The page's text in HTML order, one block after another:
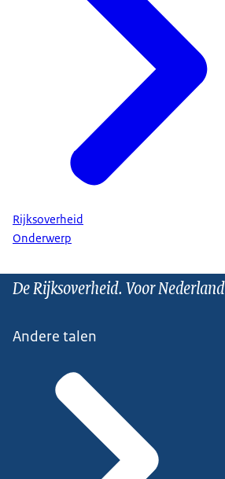
Rijksoverheid
Onderwerp
De Rijksoverheid. Voor Nederland
Andere talen